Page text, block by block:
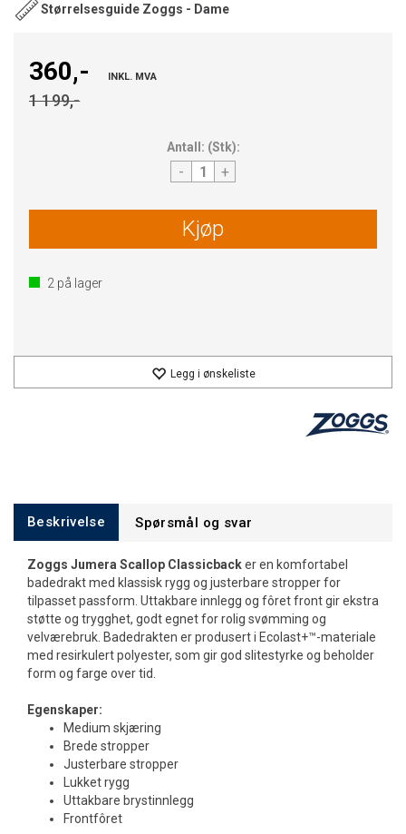
Størrelsesguide Zoggs - Dame
360,- INKL. MVA
1 199,-
Antall: (Stk):
- +
Kjøp
2 på lager
Legg i ønskeliste
Beskrivelse Spørsmål og svar
Zoggs Jumera Scallop Classicbacker en komfortabel
badedrakt med klassisk rygg og justerbare stropper for
tilpasset passform. Uttakbare innlegg og fôret front gir ekstra
støtte og trygghet, godt egnet for rolig svømming og
velværebruk. Badedrakten er produsert i Ecolast+™-materiale
med resirkulert polyester, som gir god slitestyrke og beholder
form og farge over tid.
Egenskaper:
Medium skjæring
Brede stropper
Justerbare stropper
Lukket rygg
Uttakbare brystinnlegg
Frontfôret